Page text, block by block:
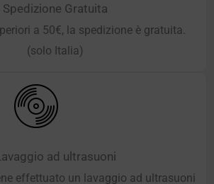
Spedizione Gratuita
a 50€, la spedizione è gratuita.
(solo Italia)
ad ultrasuoni
effettuato un lavaggio ad ultrasuoni